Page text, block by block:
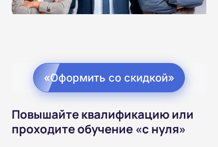
«Оформить со скидкой»
Повышайте квалификацию или
проходите обучение «с нуля»